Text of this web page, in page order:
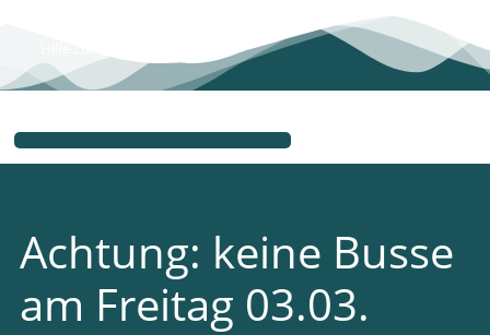
Achtung: keine Busse
am Freitag 03.03.